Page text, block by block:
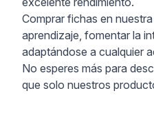
Comprar fichas en
aprendizaje, fomentar la
adaptándose a cualquier
No esperes más para
que solo nuestros